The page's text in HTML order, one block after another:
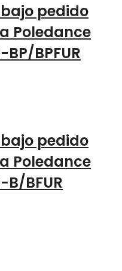
pedido
Poledance
BPFUR
pedido
Poledance
B/BFUR